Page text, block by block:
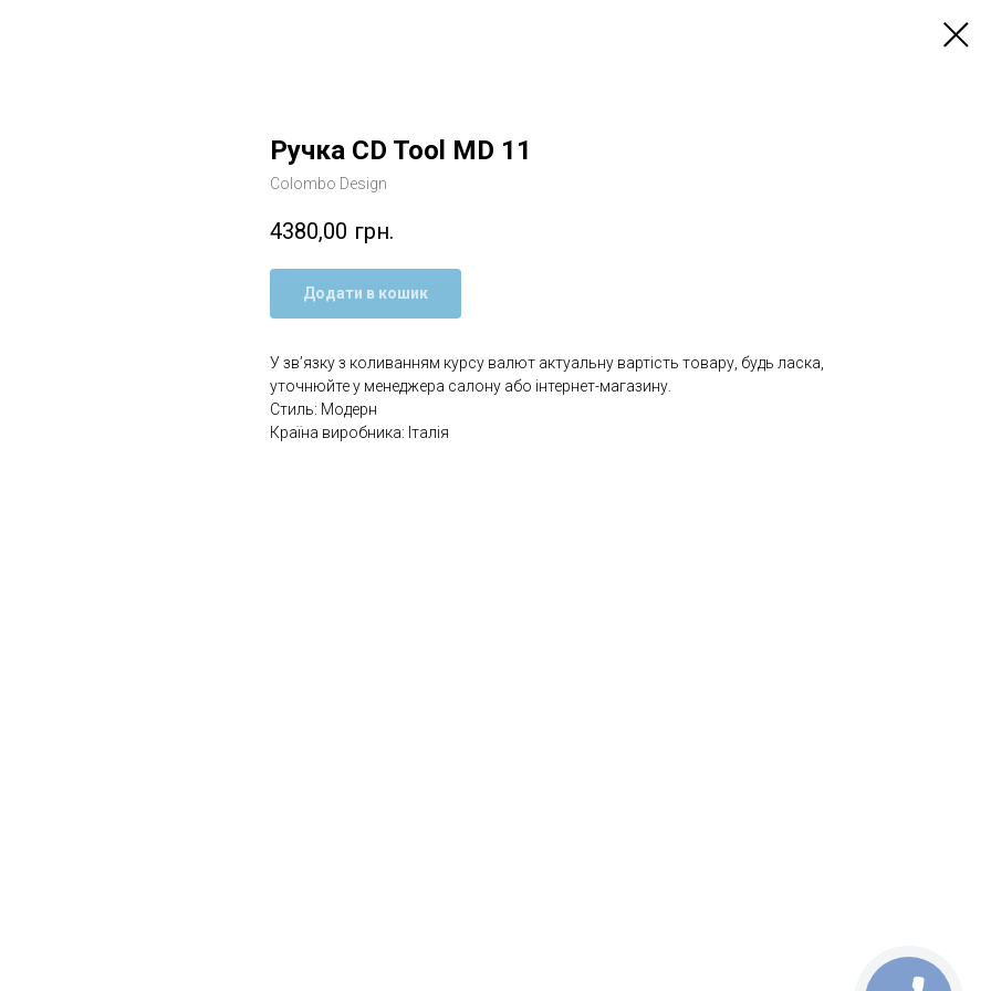
Ручка CD Tool MD 11
Colombo Design
4380,00 грн.
Додати в кошик
У зв’язку з коливанням курсу валют актуальну вартість товару, будь ласка,
уточнюйте у менеджера салону або інтернет-магазину.
Стиль: Модерн
Країна виробника: Італія